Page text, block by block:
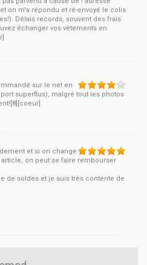
on m'a répondu et ré-envoyé le colis
Délais records, souvent des frais
échanger vos vêtements en
sur le net en
superflus), malgré tout les photos
et si on change
on peut se faire rembourser
de soldes et je suis très contente de